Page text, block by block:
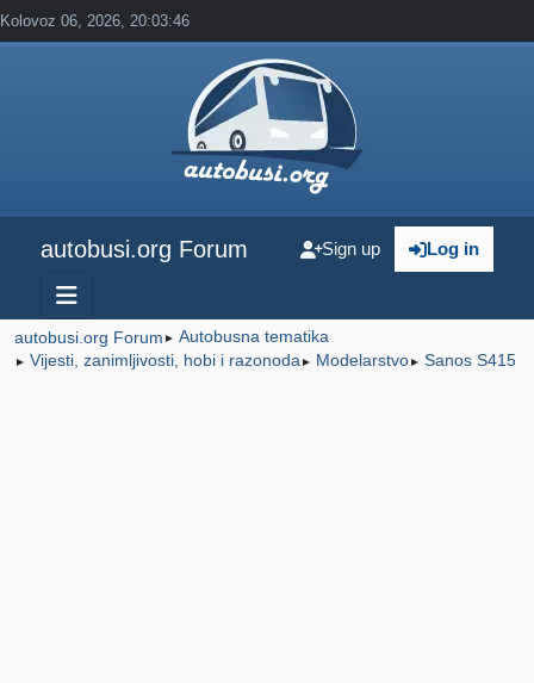
Kolovoz 06, 2026, 20:03:46
autobusi.org Forum Log in
Sign up
autobusi.org Forum ► Autobusna tematika
► Vijesti, zanimljivosti, hobi i razonoda ► Modelarstvo► Sanos S415